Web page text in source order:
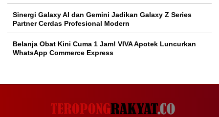
Sinergi Galaxy AI dan Gemini Jadikan Galaxy Z Series
Partner Cerdas Profesional Modern
Belanja Obat Kini Cuma 1 Jam! VIVA Apotek Luncurkan
WhatsApp Commerce Express